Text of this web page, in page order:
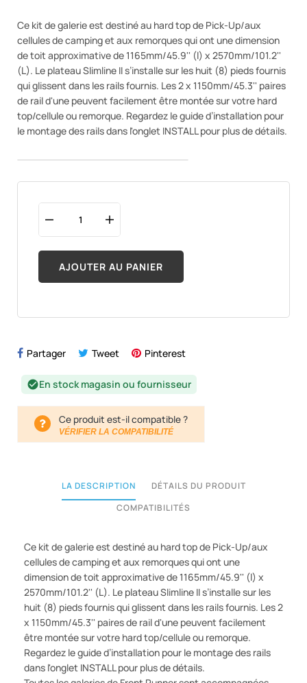
Ce kit de galerie est destiné au hard top de Pick-Up/aux
cellules de camping et aux remorques qui ont une dimension
de toit approximative de 1165mm/45.9'' (l) x 2570mm/101.2''
(L). Le plateau Slimline II s’installe sur les huit (8) pieds fournis
qui glissent dans les rails fournis. Les 2 x 1150mm/45.3'' paires
de rail d'une peuvent facilement être montée sur votre hard
top/cellule ou remorque. Regardez le guide d’installation pour
le montage des rails dans l'onglet INSTALL pour plus de détails.
AJOUTER AU PANIER
Partager Tweet Pinterest
check_circleEn stock magasin ou fournisseur
Ce produit est-il compatible ?
VÉRIFIER LA COMPATIBILITÉ
LA DESCRIPTION
DÉTAILS DU PRODUIT
COMPATIBILITÉS
Ce kit de galerie est destiné au hard top de Pick-Up/aux
cellules de camping et aux remorques qui ont une
dimension de toit approximative de 1165mm/45.9'' (l) x
2570mm/101.2'' (L). Le plateau Slimline II s’installe sur les
huit (8) pieds fournis qui glissent dans les rails fournis. Les 2
x 1150mm/45.3'' paires de rail d'une peuvent facilement
être montée sur votre hard top/cellule ou remorque.
Regardez le guide d’installation pour le montage des rails
dans l'onglet INSTALL pour plus de détails.